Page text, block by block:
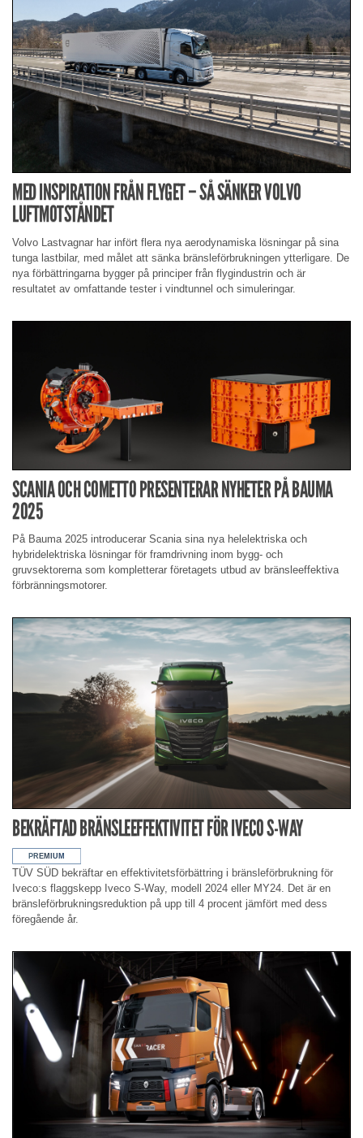
MED INSPIRATION FRÅN FLYGET – SÅ SÄNKER VOLVO
LUFTMOTSTÅNDET
Volvo Lastvagnar har infört flera nya aerodynamiska lösningar på sina
tunga lastbilar, med målet att sänka bränsleförbrukningen ytterligare. De
nya förbättringarna bygger på principer från flygindustrin och är
resultatet av omfattande tester i vindtunnel och simuleringar.
SCANIA OCH COMETTO PRESENTERAR NYHETER PÅ BAUMA
2025
På Bauma 2025 introducerar Scania sina nya helelektriska och
hybridelektriska lösningar för framdrivning inom bygg- och
gruvsektorerna som kompletterar företagets utbud av bränsleeffektiva
förbränningsmotorer.
BEKRÄFTAD BRÄNSLEEFFEKTIVITET FÖR IVECO S-WAY
TÜV SÜD bekräftar en effektivitetsförbättring i bränsleförbrukning för
Iveco:s flaggskepp Iveco S-Way, modell 2024 eller MY24. Det är en
bränsleförbrukningsreduktion på upp till 4 procent jämfört med dess
föregående år.